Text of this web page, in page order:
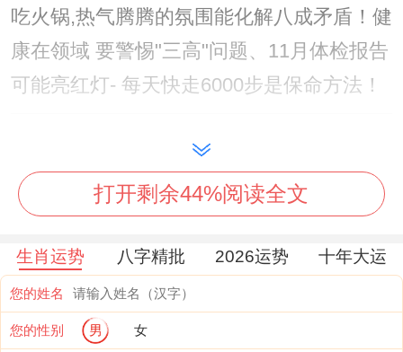
吃火锅,热气腾腾的氛围能化解八成矛盾！健
康在领域 要警惕"三高"问题、11月体检报告
可能亮红灯- 每天快走6000步是保命方法！
容易讲、月份运势重点开运TIP~1月肠胃闹
脾气;少吃生腌办公室放绿萝化解病气
运;3月桃花开在图书馆喷柑橘调香水提升魅
力
4月副业收入超主业东北方摆水晶招财、5月
打开剩余44%阅读全文
生肖运势 八字精批 2026运势 十年大运
您的姓名
您的性别 男 女